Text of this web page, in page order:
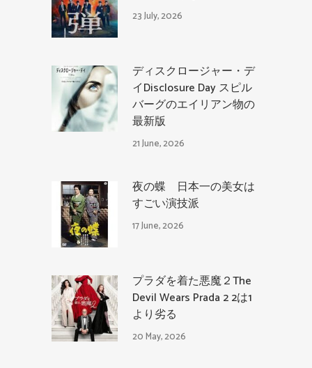
23 July, 2026
ディスクロージャー・デ
イDisclosure Day スピル
バーグのエイリアン物の
最新版
21 June, 2026
夜の蝶 日本一の美女は
すごい演技派
17 June, 2026
プラダを着た悪魔２The
Devil Wears Prada 2 2は1
より劣る
20 May, 2026